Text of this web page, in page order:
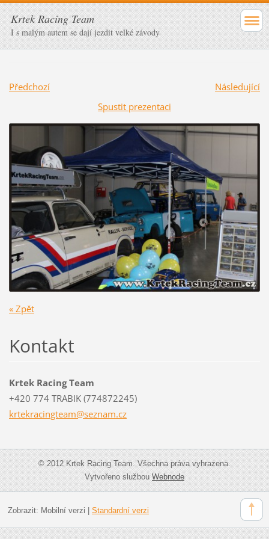
Krtek Racing Team
I s malým autem se dají jezdit velké závody
Předchozí
Následující
Spustit prezentaci
« Zpět
Kontakt
Krtek Racing Team
+420 774 TRABIK (774872245)
krtekracingteam@seznam.cz
© 2012 Krtek Racing Team. Všechna práva vyhrazena.
Vytvořeno službouWebnode
Zobrazit: Mobilní verzi | Standardní verzi